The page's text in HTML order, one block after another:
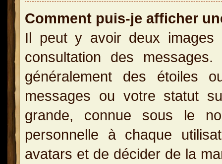
Comment puis-je afficher
Il peut y avoir deux images
consultation des
généralement des étoiles
messages ou votre statut
grande, connue sous le
personnelle à chaque
avatars et de décider de la